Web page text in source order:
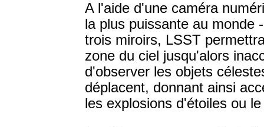
A l'aide d'une caméra
la plus puissante au monde
trois miroirs, LSST
zone du ciel jusqu'alors
d'observer les objets
déplacent, donnant ainsi
les explosions d'étoiles ou